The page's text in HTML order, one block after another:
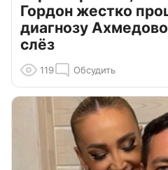
Гордон жестко
диагнозу
слёз
119 Обсудить